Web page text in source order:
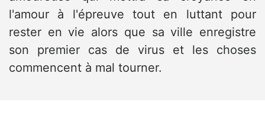
l'amour à l'épreuve tout en luttant pour
rester en vie alors que sa ville enregistre
son premier cas de virus et les choses
commencent à mal tourner.